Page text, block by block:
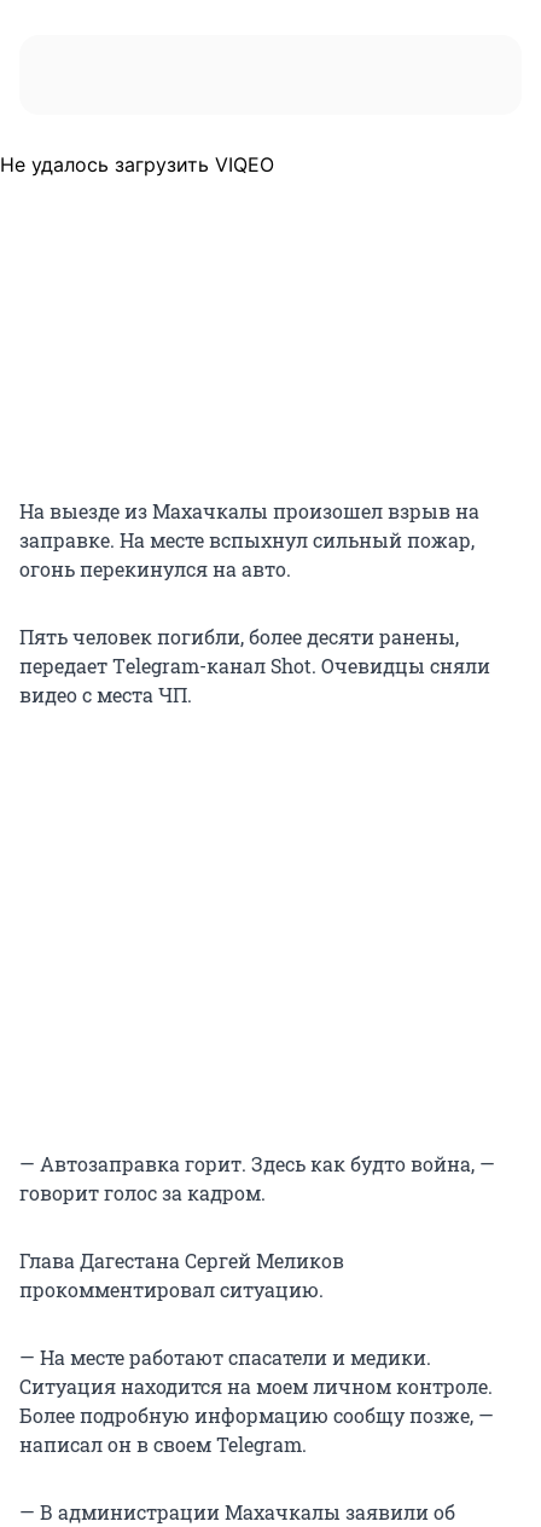
Не удалось загрузить VIQEO
На выезде из Махачкалы произошел взрыв на
заправке. На месте вспыхнул сильный пожар,
огонь перекинулся на авто.
Пять человек погибли, более десяти ранены,
передает Тelegram-канал Shot. Очевидцы сняли
видео с места ЧП.
— Автозаправка горит. Здесь как будто война, —
говорит голос за кадром.
Глава Дагестана Сергей Меликов
прокомментировал ситуацию.
— На месте работают спасатели и медики.
Ситуация находится на моем личном контроле.
Более подробную информацию сообщу позже, —
написал он в своем Telegram.
— В администрации Махачкалы заявили об